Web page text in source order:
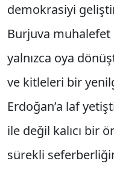
demokrasiyi
Burjuva
yalnızca oya
ve kitleleri bir
Erdoğan’a laf
ile değil kalıcı bir
sürekli